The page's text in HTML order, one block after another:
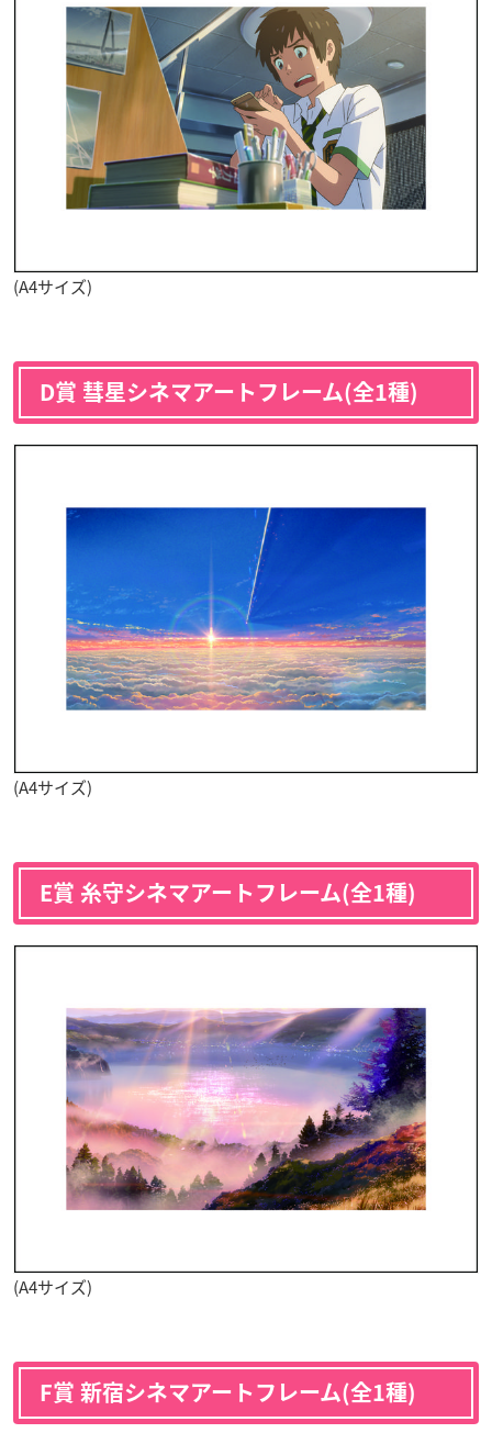
(A4サイズ)
D賞 彗星シネマアートフレーム(全1種)
(A4サイズ)
E賞 糸守シネマアートフレーム(全1種)
(A4サイズ)
F賞 新宿シネマアートフレーム(全1種)